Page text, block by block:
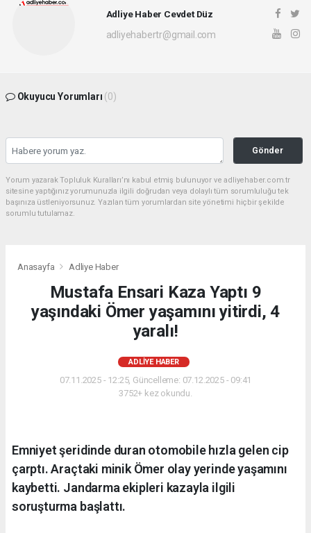
Adliye Haber Cevdet Düz
adliyehabertr@gmail.com
Okuyucu Yorumları (0)
Gönder
Yorum yazarak Topluluk Kuralları’nı kabul etmiş bulunuyor ve adliyehaber.com.tr
sitesine yaptığınız yorumunuzla ilgili doğrudan veya dolaylı tüm sorumluluğu tek
başınıza üstleniyorsunuz. Yazılan tüm yorumlardan site yönetimi hiçbir şekilde
sorumlu tutulamaz.
Anasayfa Adliye Haber
Mustafa Ensari Kaza Yaptı 9
yaşındaki Ömer yaşamını yitirdi, 4
yaralı!
ADLIYE HABER
07.11.2025 - 12:25, Güncelleme: 07.12.2025 - 09:41
3752+ kez okundu.
Emniyet şeridinde duran otomobile hızla gelen cip
çarptı. Araçtaki minik Ömer olay yerinde yaşamını
kaybetti. Jandarma ekipleri kazayla ilgili
soruşturma başlattı.